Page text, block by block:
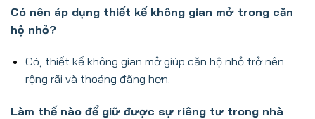
Có nên áp dụng thiết kế không gian mở trong căn
hộ nhỏ?
Có, thiết kế không gian mở giúp căn hộ nhỏ trở nên
rộng rãi và thoáng đãng hơn.
Làm thế nào để giữ được sự riêng tư trong nhà